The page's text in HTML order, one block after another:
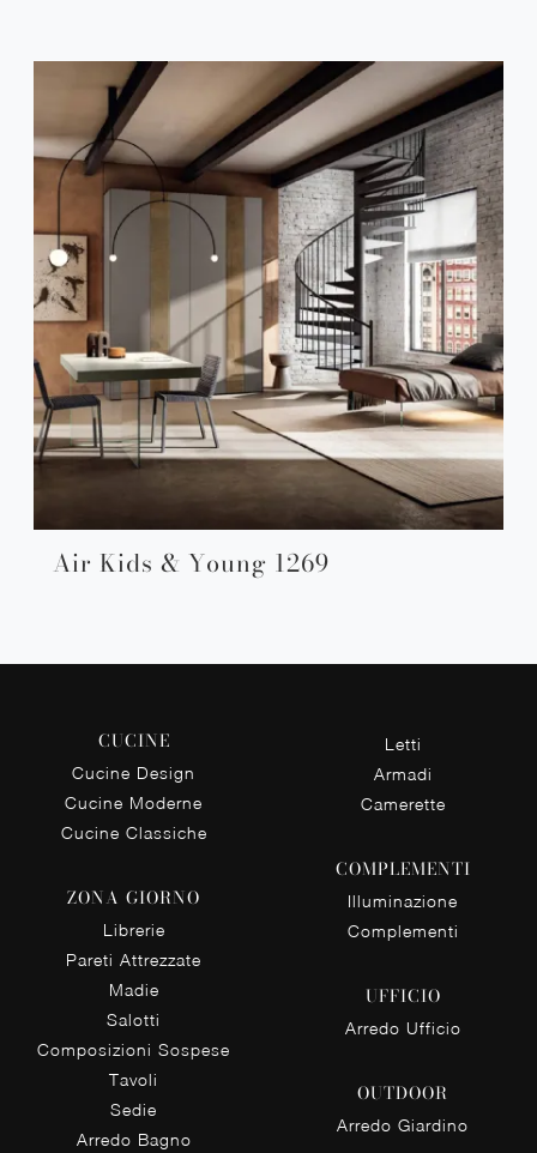
Air Kids & Young 1269
CUCINE
Cucine Design
Cucine Moderne
Cucine Classiche
ZONA GIORNO
Librerie
Pareti Attrezzate
Madie
Salotti
Composizioni Sospese
Tavoli
Sedie
Arredo Bagno
Letti
Armadi
Camerette
COMPLEMENTI
Illuminazione
Complementi
UFFICIO
Arredo Ufficio
OUTDOOR
Arredo Giardino